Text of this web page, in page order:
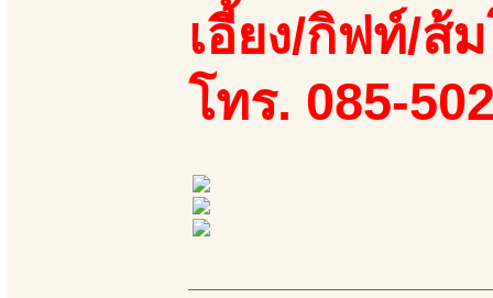
เอี้ยง/กิฟท์/ส้
โทร. 085-